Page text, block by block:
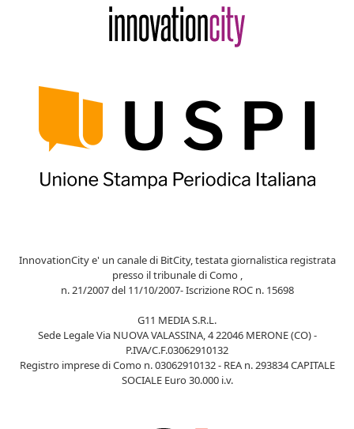
InnovationCity e' un canale di BitCity, testata giornalistica registrata
presso il tribunale di Como ,
n. 21/2007 del 11/10/2007- Iscrizione ROC n. 15698
G11 MEDIA S.R.L.
Sede Legale Via NUOVA VALASSINA, 4 22046 MERONE (CO) -
P.IVA/C.F.03062910132
Registro imprese di Como n. 03062910132 - REA n. 293834 CAPITALE
SOCIALE Euro 30.000 i.v.